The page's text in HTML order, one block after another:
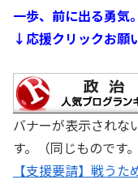
一歩、前に出る勇気。
↓応援クリックお願
バナーが表示されな
す。（同じものです。
【支援要請】戦うた